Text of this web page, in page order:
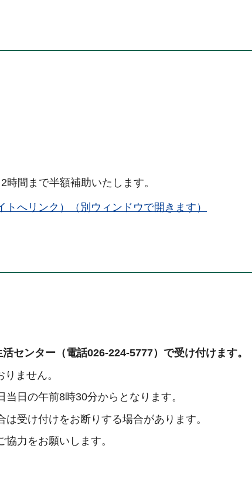
間まで半額補助いたします。
へリンク）（別ウィンドウで開きます）
センター（電話026-224-5777）で受け付けます。
ません。
日の午前8時30分からとなります。
受け付けをお断りする場合があります。
力をお願いします。